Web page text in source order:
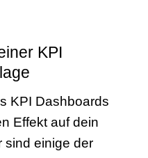
KPI
KPI Dashboards
Effekt auf dein
sind einige der